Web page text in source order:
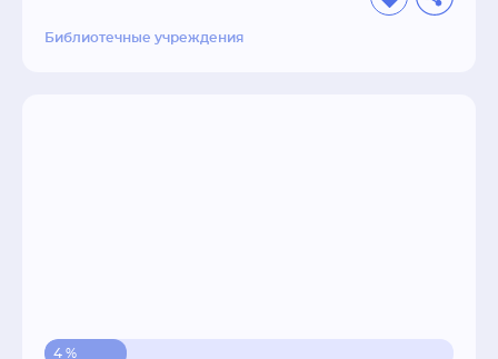
Библиотечные учреждения
4 %